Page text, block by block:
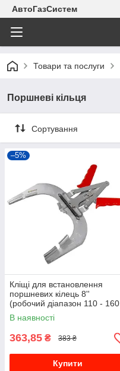
АвтоГазСистем
Товари та послуги
Поршневі кільця
Сортування
–5%
Кліщі для встановлення
поршневих кілець 8''
(робочий діапазон 110 - 160
мм) Forsage F-62302
В наявності
363,85 ₴ 383 ₴
Купити